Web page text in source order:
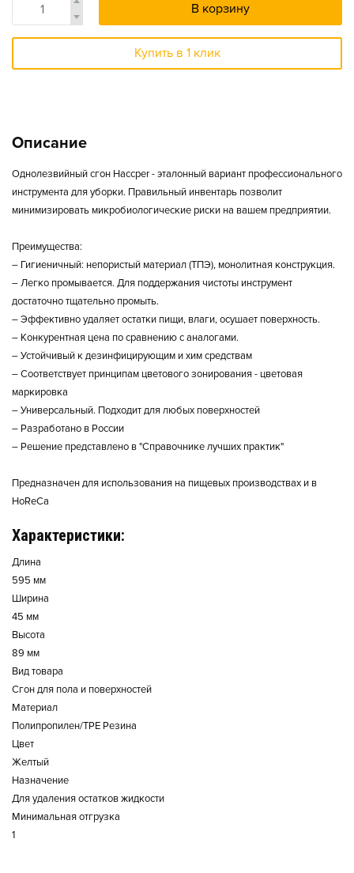
В корзину
Купить в 1 клик
Описание
Однолезвийный сгон Haccper - эталонный вариант профессионального
инструмента для уборки. Правильный инвентарь позволит
минимизировать микробиологические риски на вашем предприятии.
Преимущества:
– Гигиеничный: непористый материал (ТПЭ), монолитная конструкция.
– Легко промывается. Для поддержания чистоты инструмент
достаточно тщательно промыть.
– Эффективно удаляет остатки пищи, влаги, осушает поверхность.
– Конкурентная цена по сравнению с аналогами.
– Устойчивый к дезинфицирующим и хим средствам
– Соответствует принципам цветового зонирования - цветовая
маркировка
– Универсальный. Подходит для любых поверхностей
– Разработано в России
– Решение представлено в "Справочнике лучших практик"
Предназначен для использования на пищевых производствах и в
HoReCa
Характеристики:
Длина
595 мм
Ширина
45 мм
Высота
89 мм
Вид товара
Сгон для пола и поверхностей
Материал
Полипропилен/TPE Резина
Цвет
Желтый
Назначение
Для удаления остатков жидкости
Минимальная отгрузка
1